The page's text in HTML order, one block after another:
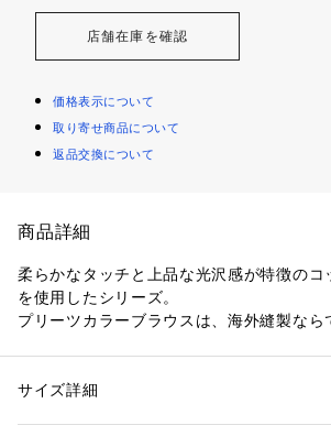
店舗在庫を確認
価格表示について
取り寄せ商品について
返品交換について
商品詳細
柔らかなタッチと上品な光沢感が特徴のコ
を使用したシリーズ。
プリーツカラーブラウスは、海外縫製なら
アクセントに。
性別：レディース
素材：コットン100％
サイズ詳細